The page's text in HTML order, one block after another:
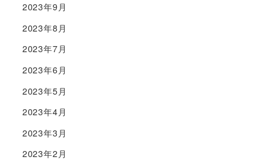
2023年9月
2023年8月
2023年7月
2023年6月
2023年5月
2023年4月
2023年3月
2023年2月